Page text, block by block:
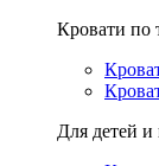
Кровати по
Для детей и